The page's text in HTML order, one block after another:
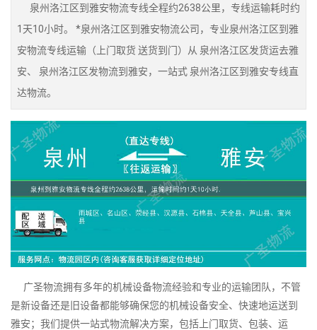
泉州洛江区到雅安物流专线全程约2638公里，专线运输耗时约
1天10小时。 *泉州洛江区到雅安物流公司，专业泉州洛江区到雅
安物流专线运输（上门取货 送货到门）从 泉州洛江区发货运去雅
安、 泉州洛江区发物流到雅安，一站式 泉州洛江区到雅安专线直
达物流。
广圣物流拥有多年的机械设备物流经验和专业的运输团队，不管
是新设备还是旧设备都能够确保您的机械设备安全、快速地运送到
雅安；我们提供一站式物流解决方案，包括上门取货、包装、运